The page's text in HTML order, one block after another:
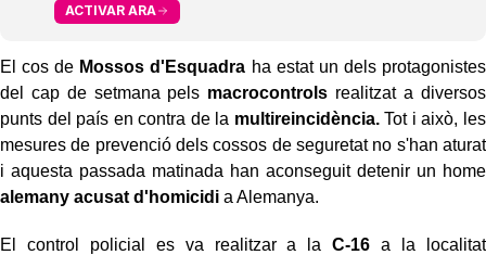
ACTIVAR ARA
El cos de Mossos d'Esquadra ha estat un dels protagonistes
del cap de setmana pels macrocontrols realitzat a diversos
punts del país en contra de la multireincidència.Tot i això, les
mesures de prevenció dels cossos de seguretat no s'han aturat
i aquesta passada matinada han aconseguit detenir un home
alemany acusat d'homicidi a Alemanya.
El control policial es va realitzar a la C-16 a la localitat